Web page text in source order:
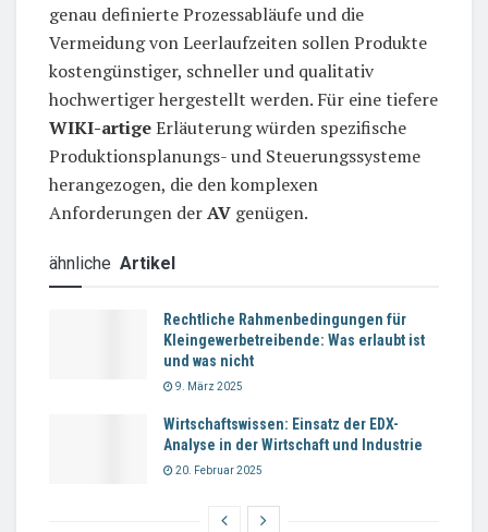
genau definierte Prozessabläufe und die
Vermeidung von Leerlaufzeiten sollen Produkte
kostengünstiger, schneller und qualitativ
hochwertiger hergestellt werden. Für eine tiefere
WIKI-artigeErläuterung würden spezifische
Produktionsplanungs- und Steuerungssysteme
herangezogen, die den komplexen
Anforderungen derAV genügen.
ähnliche Artikel
Rechtliche Rahmenbedingungen für
Kleingewerbetreibende: Was erlaubt ist
und was nicht
9. März 2025
Wirtschaftswissen: Einsatz der EDX-
Analyse in der Wirtschaft und Industrie
20. Februar 2025